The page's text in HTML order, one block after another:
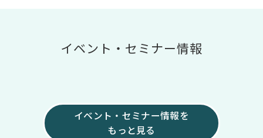
イベント・セミナー情報
イベント・セミナー情報を
もっと見る